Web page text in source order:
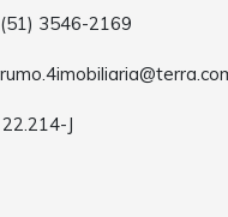
(51) 3546-2169
22.214-J